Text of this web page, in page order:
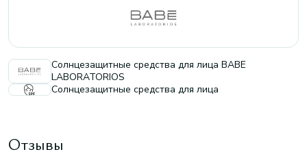
Солнцезащитные средства для лица BABE
LABORATORIOS
Солнцезащитные средства для лица
Отзывы